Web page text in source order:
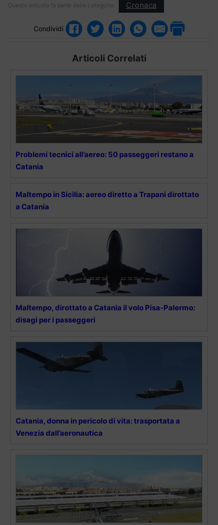
Questo articolo fa parte delle categorie: Cronaca
Condividi
Articoli Correlati
Problemi tecnici all’aereo: 50 passeggeri restano a
Catania
Maltempo in Sicilia: aereo diretto a Trapani dirottato
a Catania
Maltempo, dirottato a Catania il volo Pisa-Palermo:
disagi per i passeggeri
Catania, donna in pericolo di vita: trasportata a
Venezia dall’aeronautica